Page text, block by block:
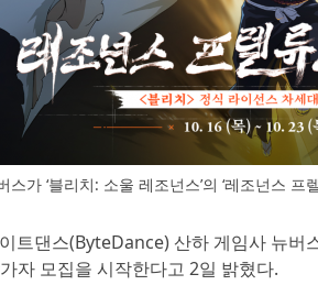
스가 ‘블리치: 소울 레조넌스’의 ‘레조넌스
트댄스(ByteDance) 산하 게임사 뉴버
자 모집을 시작한다고 2일 밝혔다.